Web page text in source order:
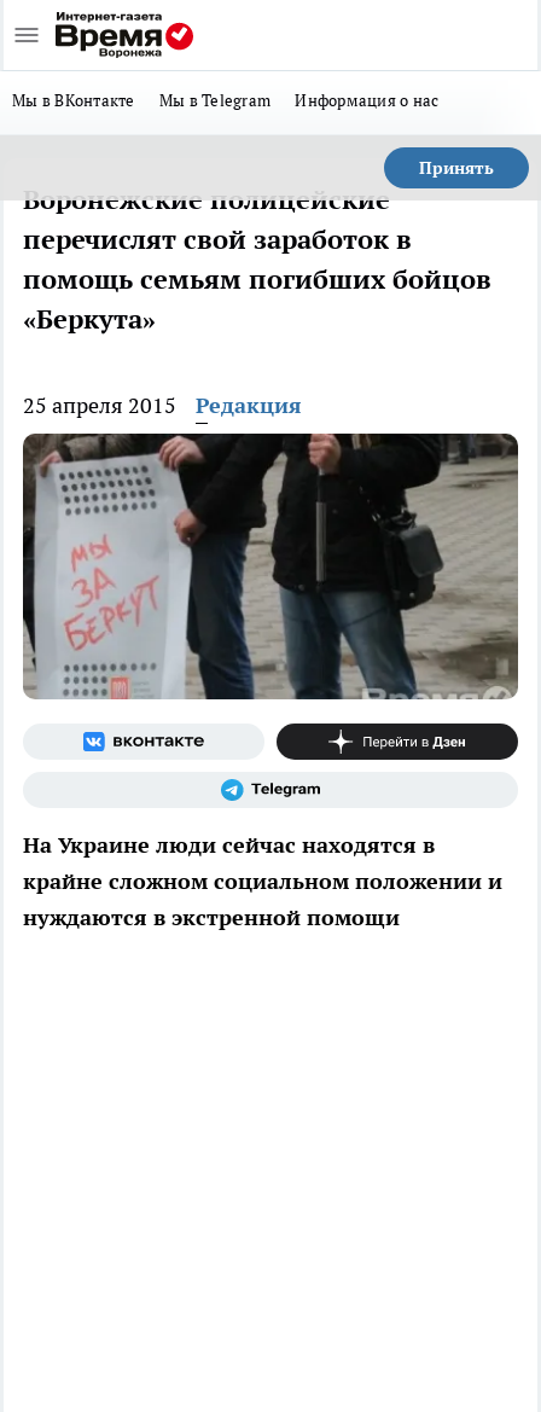
Мы в ВКонтакте Мы в Telegram Информация о нас
Принять
Воронежские полицейские
перечислят свой заработок в
помощь семьям погибших бойцов
«Беркута»
25 апреля 2015 Редакция
На Украине люди сейчас находятся в
крайне сложном социальном положении и
нуждаются в экстренной помощи